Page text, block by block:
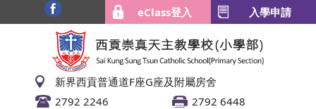
eClass登入 入學申請
新界西貢普通道F座G座及附屬房舍
2792 2246
2792 6448